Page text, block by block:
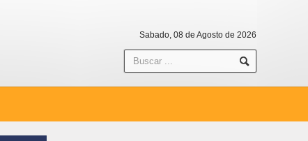
Sabado, 08 de Agosto de 2026